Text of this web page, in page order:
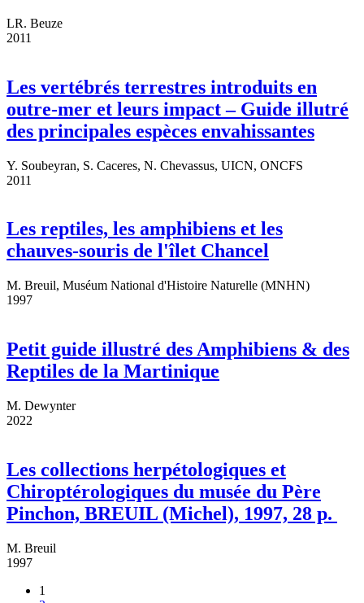
LR. Beuze
2011
Les vertébrés terrestres introduits en
outre-mer et leurs impact – Guide illutré
des principales espèces envahissantes
Y. Soubeyran, S. Caceres, N. Chevassus, UICN, ONCFS
2011
Les reptiles, les amphibiens et les
chauves-souris de l'îlet Chancel
M. Breuil, Muséum National d'Histoire Naturelle (MNHN)
1997
Petit guide illustré des Amphibiens & des
Reptiles de la Martinique
M. Dewynter
2022
Les collections herpétologiques et
Chiroptérologiques du musée du Père
Pinchon, BREUIL (Michel), 1997, 28 p.
M. Breuil
1997
1